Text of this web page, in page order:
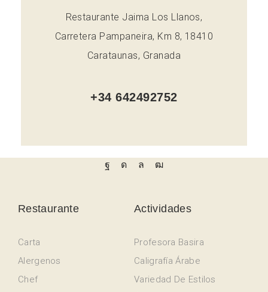
Restaurante Jaima Los Llanos,
Carretera Pampaneira, Km 8, 18410
Carataunas, Granada
+34 642492752
Restaurante
Carta
Alergenos
Chef
Actividades
Profesora Basira
Caligrafía Árabe
Variedad De Estilos